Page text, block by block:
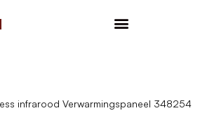
infrarood Verwarmingspaneel 348254